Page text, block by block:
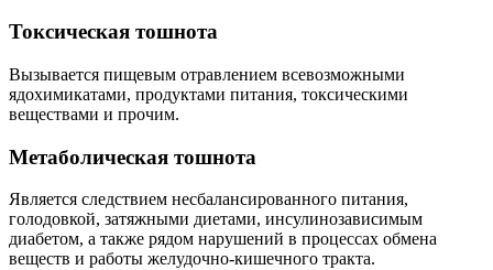
Токсическая тошнота
Вызывается пищевым отравлением всевозможными
ядохимикатами, продуктами питания, токсическими
веществами и прочим.
Метаболическая тошнота
Является следствием несбалансированного питания,
голодовкой, затяжными диетами, инсулинозависимым
диабетом, а также рядом нарушений в процессах обмена
веществ и работы желудочно-кишечного тракта.